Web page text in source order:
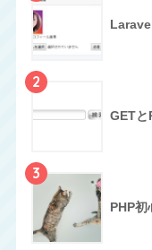
2
GETと
3
PHP初